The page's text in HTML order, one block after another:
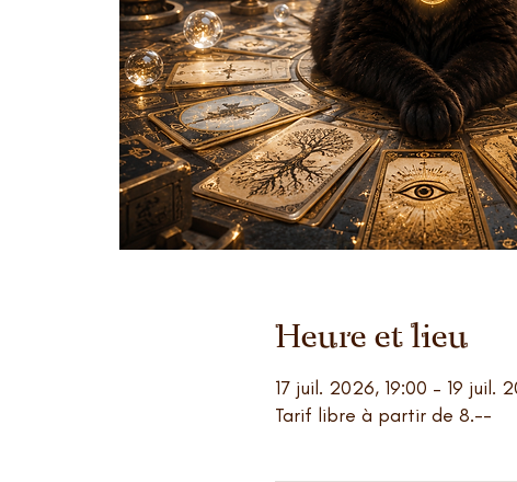
Heure et lieu
17 juil. 2026, 19:00 – 19 juil.
Tarif libre à partir de 8.--